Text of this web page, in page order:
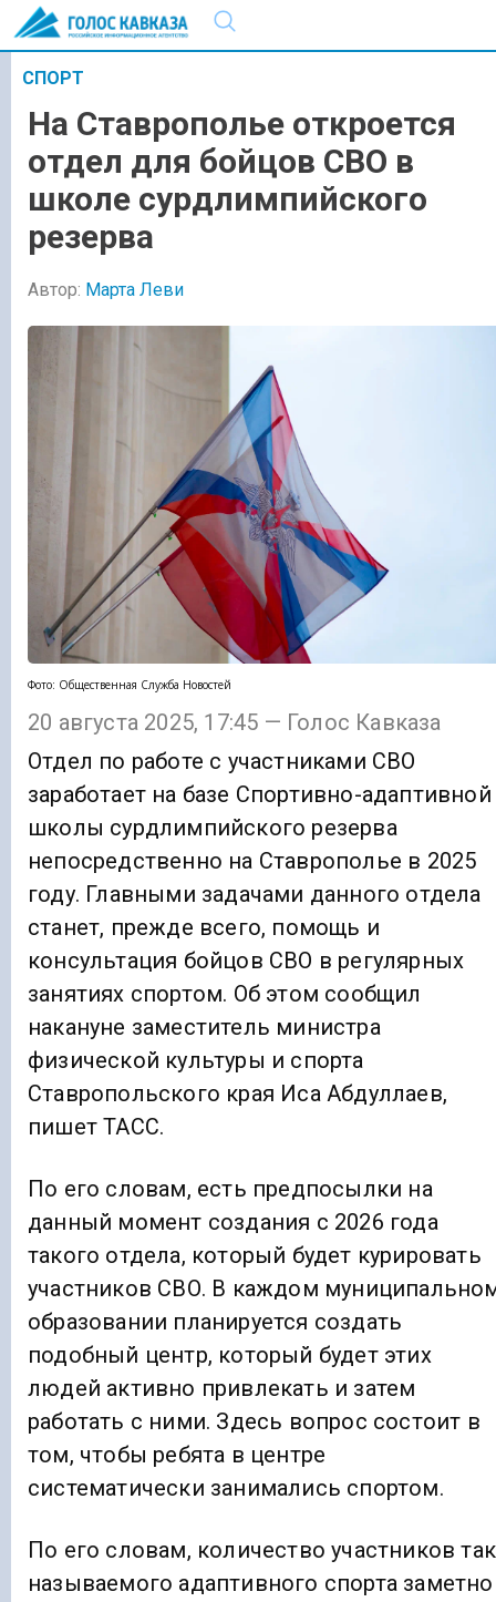
СПОРТ
На Ставрополье откроется
отдел для бойцов СВО в
школе сурдлимпийского
резерва
Автор: Марта Леви
Фото: Общественная Служба Новостей
20 августа 2025, 17:45 — Голос Кавказа
Отдел по работе с участниками СВО
заработает на базе Спортивно-адаптивной
школы сурдлимпийского резерва
непосредственно на Ставрополье в 2025
году. Главными задачами данного отдела
станет, прежде всего, помощь и
консультация бойцов СВО в регулярных
занятиях спортом. Об этом сообщил
накануне заместитель министра
физической культуры и спорта
Ставропольского края Иса Абдуллаев,
пишет ТАСС.
По его словам, есть предпосылки на
данный момент создания с 2026 года
такого отдела, который будет курировать
участников СВО. В каждом
образовании планируется создать
подобный центр, который будет этих
людей активно привлекать и затем
работать с ними. Здесь вопрос состоит в
том, чтобы ребята в центре
систематически занимались спортом.
По его словам, количество участников так
называемого адаптивного спорта заметно